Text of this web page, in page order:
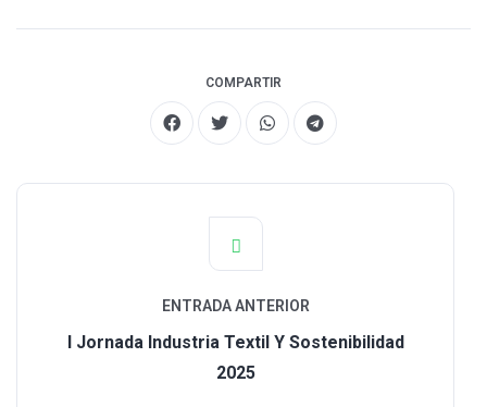
COMPARTIR
ENTRADA ANTERIOR
I Jornada Industria Textil Y Sostenibilidad
2025